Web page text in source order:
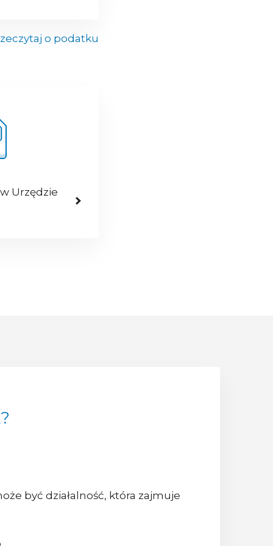
o podatku
Urzędzie
być działalność, która zajmuje